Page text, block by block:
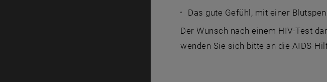
Das gute Gefühl, mit einer
Der Wunsch nach einem HIV-Test
wenden Sie sich bitte an die AIDS-